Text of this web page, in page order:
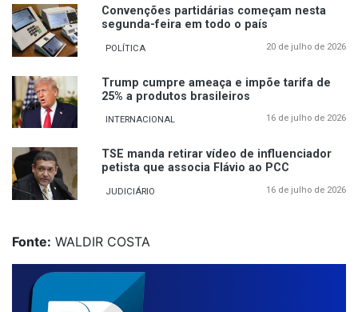
Convenções partidárias começam nesta
segunda-feira em todo o país
POLÍTICA 20 de julho de 2026
Trump cumpre ameaça e impõe tarifa de
25% a produtos brasileiros
INTERNACIONAL 16 de julho de 2026
TSE manda retirar vídeo de influenciador
petista que associa Flávio ao PCC
JUDICIÁRIO 16 de julho de 2026
Fonte: WALDIR COSTA